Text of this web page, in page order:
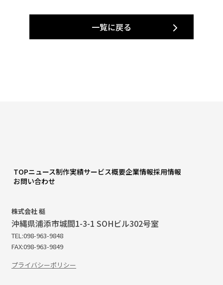
一覧に戻る
TOPニュース制作実績サービス概要企業情報採用情報
お問い合わせ
株式会社 梃
沖縄県浦添市城間1-3-1 SOHビル302号室
TEL:098-963-9848
FAX:098-963-9849
プライバシーポリシー